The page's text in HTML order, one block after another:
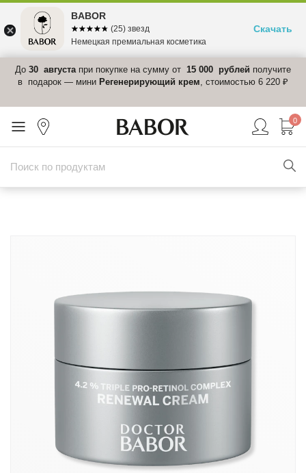
До 30 августапри покупке на сумму от 15 000 рублей получите
в подарок — мини Регенерирующий крем, стоимостью 6 220 ₽
0
BABOR
☆☆☆☆☆
★★★★★ (25) звезд
Немецкая премиальная косметика
Скачать